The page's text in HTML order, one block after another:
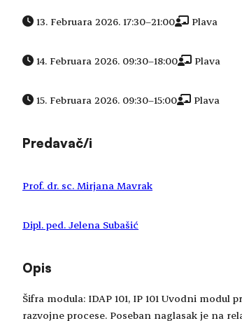
13. Februara 2026. 17:30–21:00 Plava
14. Februara 2026. 09:30–18:00 Plava
15. Februara 2026. 09:30–15:00 Plava
Predavač/i
Prof. dr. sc. Mirjana Mavrak
Dipl. ped. Jelena Subašić
Opis
Šifra modula: IDAP 101, IP 101 Uvodni
razvojne procese. Poseban naglasak je na